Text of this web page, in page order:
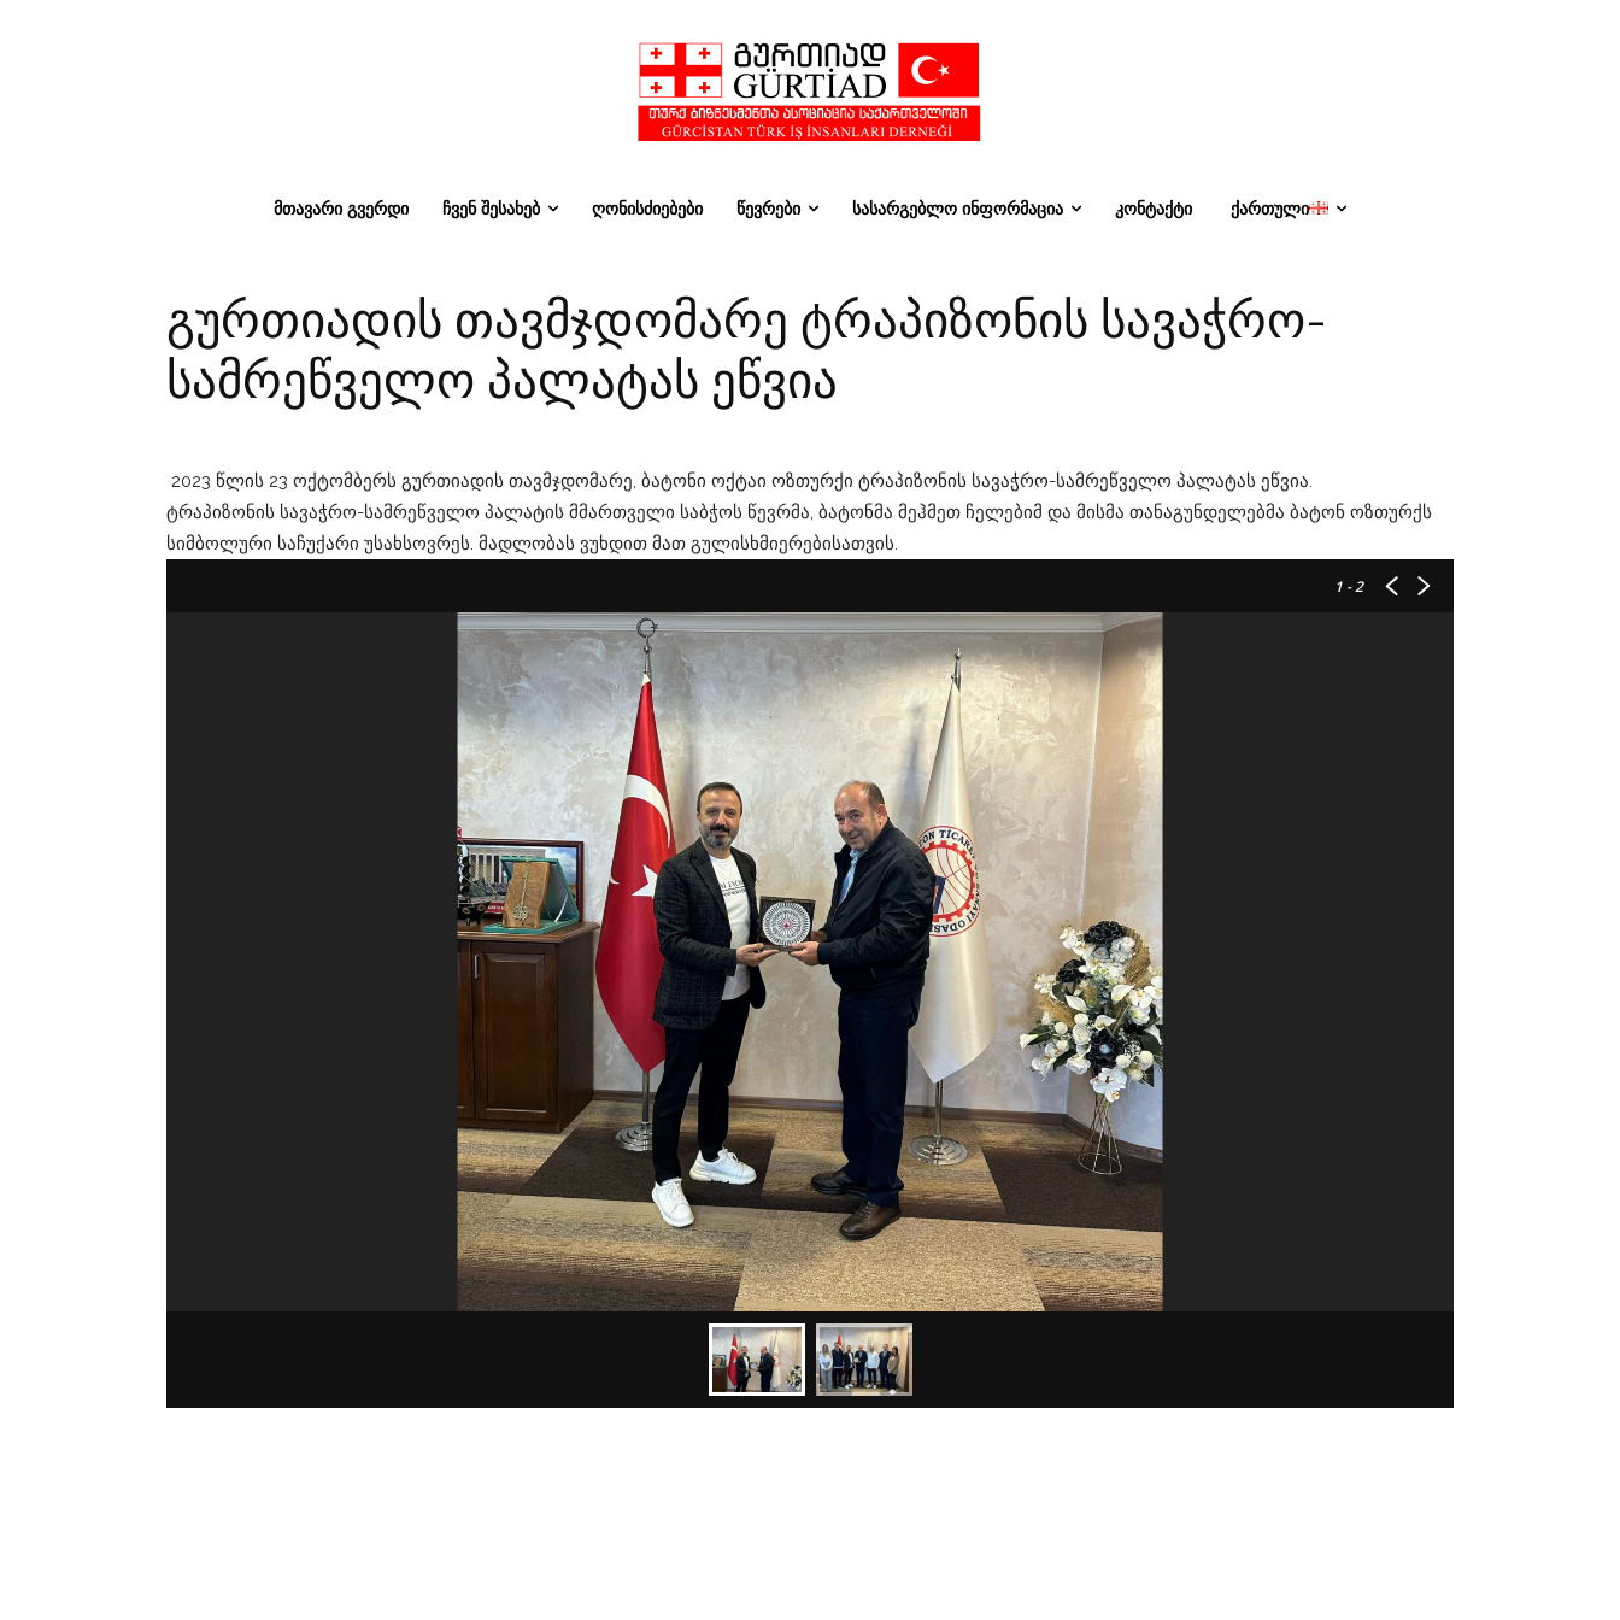
ᲛᲗᲐᲕᲐᲠᲘ ᲒᲕᲔᲠᲓᲘ ᲩᲕᲔᲜ ᲨᲔᲡᲐᲮᲔᲑ ᲦᲝᲜᲘᲡᲫᲘᲔᲑᲔᲑᲘ ᲬᲔᲕᲠᲔᲑᲘ ᲡᲐᲡᲐᲠᲒᲔᲑᲚᲝ ᲘᲜᲤᲝᲠᲛᲐᲪᲘᲐ ᲙᲝᲜᲢᲐᲥᲢᲘ ᲥᲐᲠᲗᲣᲚᲘ
გურთიადის თავმჯდომარე ტრაპიზონის სავაჭრო-
სამრეწველო პალატას ეწვია
2023 წლის 23 ოქტომბერს გურთიადის თავმჯდომარე, ბატონი ოქტაი ოზთურქი ტრაპიზონის სავაჭრო-სამრეწველო პალატას ეწვია.
ტრაპიზონის სავაჭრო-სამრეწველო პალატის მმართველი საბჭოს წევრმა, ბატონმა მეჰმეთ ჩელებიმ და მისმა თანაგუნდელებმა ბატონ ოზთურქს
სიმბოლური საჩუქარი უსახსოვრეს. მადლობას ვუხდით მათ გულისხმიერებისათვის.
1 - 2